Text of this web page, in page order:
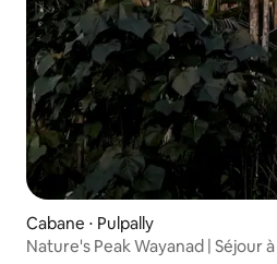
Cabane ⋅ Pulpally
Nature's Peak Wayanad | Séjour